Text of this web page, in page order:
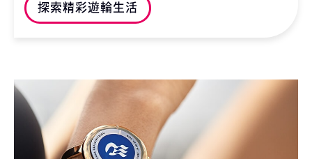
探索精彩遊輪生活